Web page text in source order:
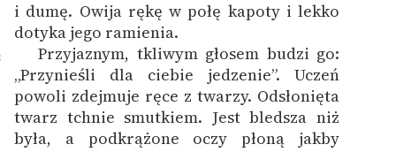
i dumę. Owija rękę w połę kapoty i lekko
dotyka jego ramienia.
Przyjaznym, tkliwym głosem budzi go:
„Przynieśli dla ciebie jedzenie”. Uczeń
powoli zdejmuje ręce z twarzy. Odsłonięta
twarz tchnie smutkiem. Jest bledsza niż
była, a podkrążone oczy płoną jakby